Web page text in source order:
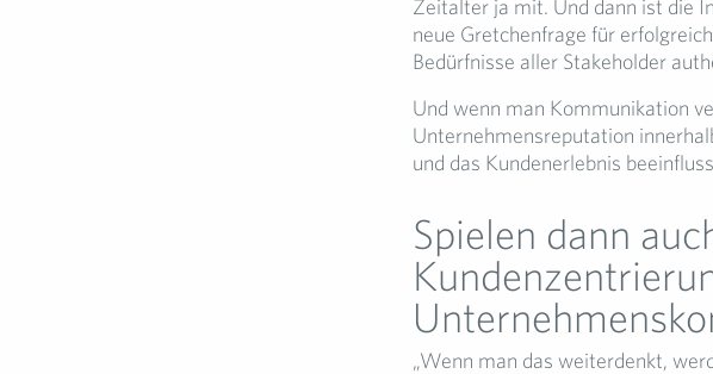
Zeitalter ja mit. Und dann ist die
neue Gretchenfrage für
Bedürfnisse aller Stakeholder
Und wenn man Kommunikation
Unternehmensreputation
und das Kundenerlebnis
Spielen dann
„Wenn man das weiterdenkt,